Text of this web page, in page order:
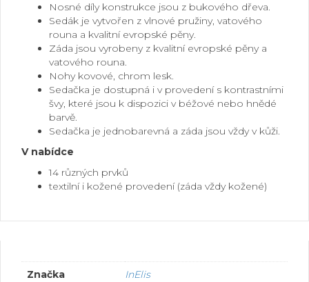
Nosné díly konstrukce jsou z bukového dřeva.
Sedák je vytvořen z vlnové pružiny, vatového
rouna a kvalitní evropské pěny.
Záda jsou vyrobeny z kvalitní evropské pěny a
vatového rouna.
Nohy kovové, chrom lesk.
Sedačka je dostupná i v provedení s kontrastními
švy, které jsou k dispozici v béžové nebo hnědé
barvě.
Sedačka je jednobarevná a záda jsou vždy v kůži.
V nabídce
14 různých prvků
textilní i kožené provedení (záda vždy kožené)
Značka InElis